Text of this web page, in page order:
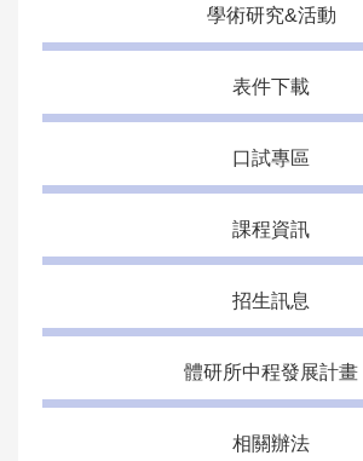
學術研究&活動
表件下載
口試專區
課程資訊
招生訊息
體研所中程發展計畫
相關辦法